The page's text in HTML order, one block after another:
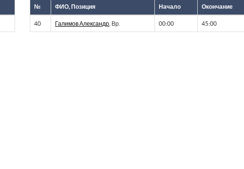
№ ФИО, Позиция Начало Окончание
40 Галимов Александр , Вр. 00:00 45:00